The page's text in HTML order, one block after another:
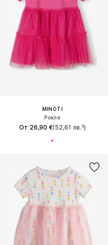
MINOTI
Рокля
От 26,90 €(52,61 лв.³)